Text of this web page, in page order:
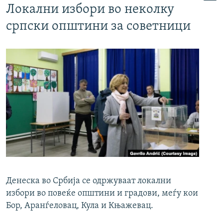
Локални избори во неколку
српски општини за советници
Денеска во Србија се одржуваат локални
избори во повеќе општини и градови, меѓу кои
Бор, Аранѓеловац, Кула и Књажевац.